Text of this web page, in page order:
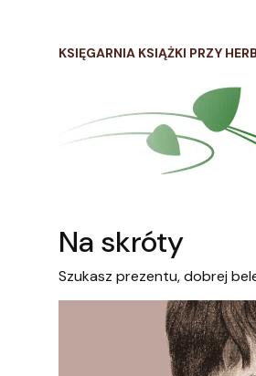
KSIĘGARNIA KSIĄŻKI PRZY
Na skróty
Szukasz prezentu, dobrej